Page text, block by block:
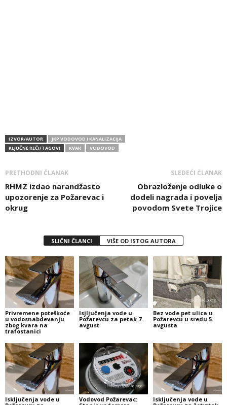
IZVOR/AUTOR
JKP VODOVOD I KANALIZACIJA
KLJUČNE REČI/TAGOVI
KVAR VODOVOD
PRETHODNI ČLANAK
RHMZ izdao narandžasto
upozorenje za Požarevac i
okrug
SLEDEĆI ČLANAK
Obrazloženje odluke o
dodeli nagrada i povelja
povodom Svete Trojice
SLIČNI ČLANCI VIŠE OD ISTOG AUTORA
Privremene poteškoće
u vodosnabdevanju
zbog kvara na
trafostanici
Isjljučenja vode u
Požarevcu za petak 7.
avgust
Bez vode pet ulica u
Požarevcu u sredu 5.
avgusta
Isključenja vode u
Vodovod Požarevac:
Isključenja vode u